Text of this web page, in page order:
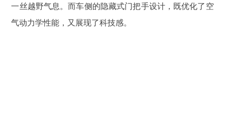
一丝越野气息。而车侧的隐藏式门把手设计，既优化了空
气动力学性能，又展现了科技感。